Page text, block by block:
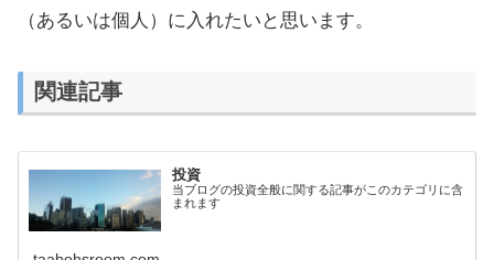
（あるいは個人）に入れたいと思います。
関連記事
投資
当ブログの投資全般に関する記事がこのカテゴリに含
まれます